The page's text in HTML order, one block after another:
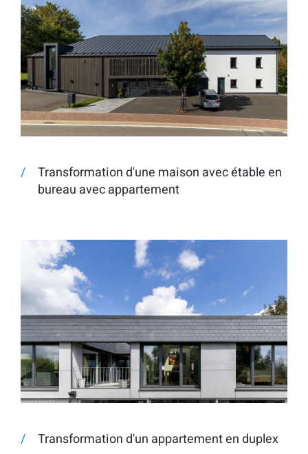
Transformation d'une maison avec étable en
bureau avec appartement
Transformation d'un appartement en duplex